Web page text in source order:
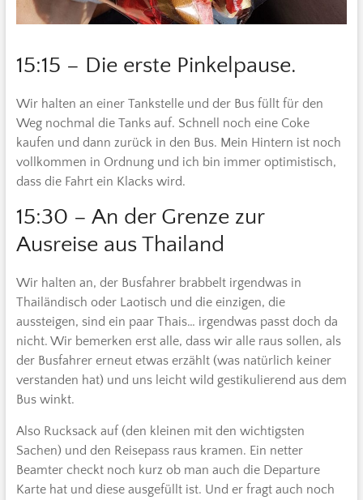
15:15 – Die erste Pinkelpause.
Wir halten an einer Tankstelle und der Bus füllt für den
Weg nochmal die Tanks auf. Schnell noch eine Coke
kaufen und dann zurück in den Bus. Mein Hintern ist noch
vollkommen in Ordnung und ich bin immer optimistisch,
dass die Fahrt ein Klacks wird.
15:30 – An der Grenze zur
Ausreise aus Thailand
Wir halten an, der Busfahrer brabbelt irgendwas in
Thailändisch oder Laotisch und die einzigen, die
aussteigen, sind ein paar Thais… irgendwas passt doch da
nicht. Wir bemerken erst alle, dass wir alle raus sollen, als
der Busfahrer erneut etwas erzählt (was natürlich keiner
verstanden hat) und uns leicht wild gestikulierend aus dem
Bus winkt.
Also Rucksack auf (den kleinen mit den wichtigsten
Sachen) und den Reisepass raus kramen. Ein netter
Beamter checkt noch kurz ob man auch die Departure
Karte hat und diese ausgefüllt ist. Und er fragt auch noch